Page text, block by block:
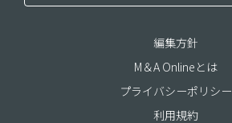
編集方針
M＆A Onlineとは
プライバシーポリシー
利用規約